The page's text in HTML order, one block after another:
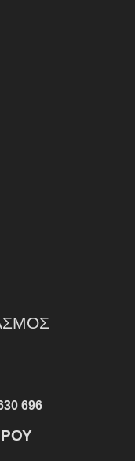
696